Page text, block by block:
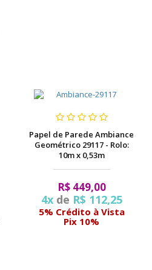
Papel de Parede Ambiance
Geométrico 29117 - Rolo:
10m x 0,53m
R$ 449,00
4xde R$ 112,25
5% Crédito à Vista
Pix 10%